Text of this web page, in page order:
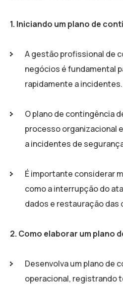
1. Iniciando um plano de
A gestão profissional de
negócios é fundamental
rapidamente a incidentes.
O plano de contingência
processo organizacional
a incidentes de
É importante considerar
como a interrupção do
dados e restauração das
2. Como elaborar um plano
Desenvolva um plano de
operacional, registrando